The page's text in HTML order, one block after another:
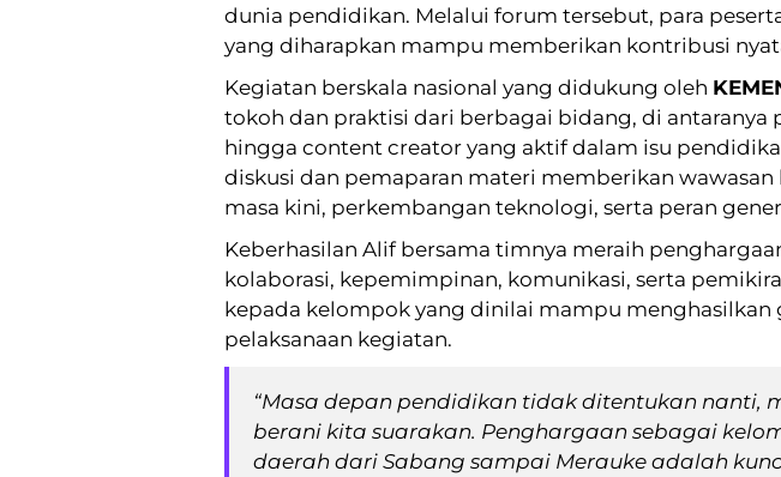
dunia pendidikan. Melalui forum tersebut, para
yang diharapkan mampu memberikan kontribusi
Kegiatan berskala nasional yang didukung oleh
tokoh dan praktisi dari berbagai bidang, di antaranya
hingga content creator yang aktif dalam isu
diskusi dan pemaparan materi memberikan
masa kini, perkembangan teknologi, serta peran
Keberhasilan Alif bersama timnya meraih
kolaborasi, kepemimpinan, komunikasi, serta
kepada kelompok yang dinilai mampu
pelaksanaan kegiatan.
“Masa depan pendidikan tidak ditentukan nanti,
berani kita suarakan. Penghargaan sebagai
daerah dari Sabang sampai Merauke adalah